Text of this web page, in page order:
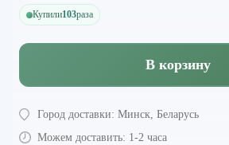
Купили103раза
В корзину
Город доставки: Минск, Беларусь
Можем доставить: 1-2 часа